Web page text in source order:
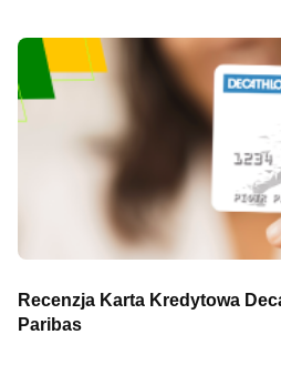
Recenzja Karta Kredytowa
Paribas